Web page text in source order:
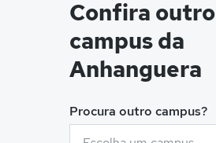
Confira outro
campus da
Anhanguera
Procura outro campus?